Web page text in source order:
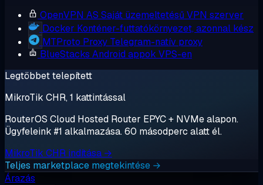
OpenVPN AS Saját üzemeltetésű VPN szerver
Docker Konténer-futtatókörnyezet, azonnal kész
MTProto Proxy Telegram-natív proxy
BlueStacks Android appok VPS-en
Legtöbbet telepített
MikroTik CHR, 1 kattintással
RouterOS Cloud Hosted Router EPYC + NVMe alapon.
Ügyfeleink #1 alkalmazása. 60 másodperc alatt él.
MikroTik CHR indítása →
Teljes marketplace megtekintése →
Árazás